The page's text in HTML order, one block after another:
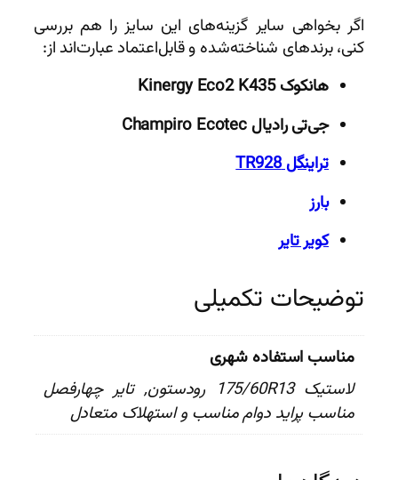
اگر بخواهی سایر گزینه‌های این سایز را هم بررسی
کنی، برندهای شناخته‌شده و قابل‌اعتماد عبارت‌اند از:
هانکوک Kinergy Eco2 K435
جی‌تی رادیال Champiro Ecotec
تراینگل TR928
بارز
کویر تایر
توضیحات تکمیلی
مناسب استفاده شهری
لاستیک 175/60R13 رودستون, تایر چهارفصل
مناسب پراید دوام مناسب و استهلاک متعادل